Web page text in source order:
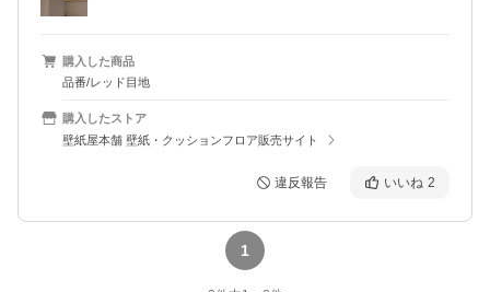
購入した商品
品番/レッド目地
購入したストア
壁紙屋本舗 壁紙・クッションフロア販売サイト
違反報告 いいね 2
1